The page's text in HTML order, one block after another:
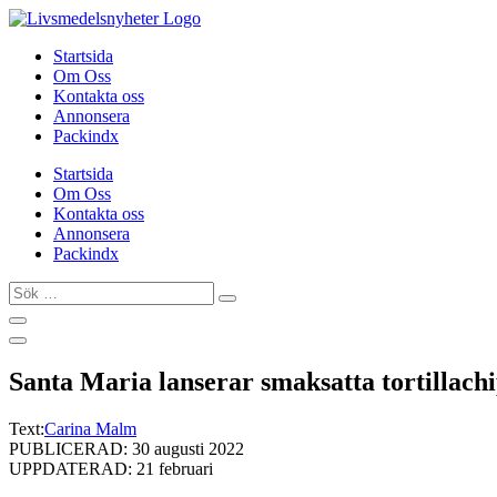
Hoppa
innehållStartsida
Om Oss
Kontakta oss
Annonsera
Packindx
Startsida
Om Oss
Kontakta oss
Annonsera
Packindx
Sök
…
Santa Maria lanserar smaksatta
Text:Carina Malm
PUBLICERAD: 30 augusti 2022
UPPDATERAD: 21 februari